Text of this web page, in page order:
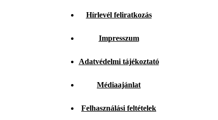
Hírlevél feliratkozás
Impresszum
Adatvédelmi tájékoztató
Médiaajánlat
Felhasználási feltételek